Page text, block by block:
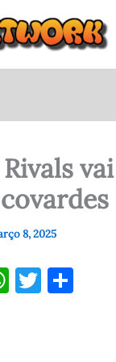
8, 2025
W T